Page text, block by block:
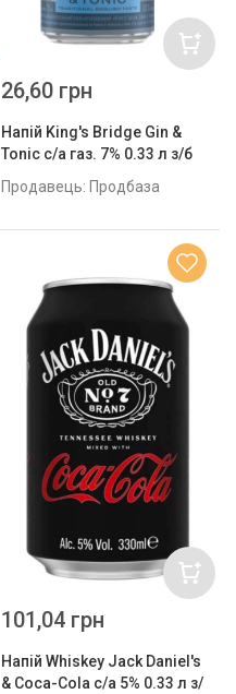
Напій King's Bridge Gin &
Tonic с/а газ. 7% 0.33 л з/б
Продавець: Продбаза
26,60 грн
Напій Whiskey Jack Daniel's
& Coca-Cola с/а 5% 0.33 л з/
101,04 грн